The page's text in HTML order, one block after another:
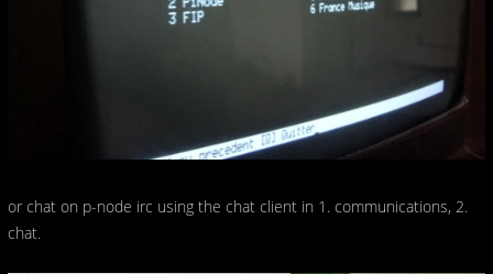
or chat on p-node irc using the chat client in 1. communications, 2.
chat.